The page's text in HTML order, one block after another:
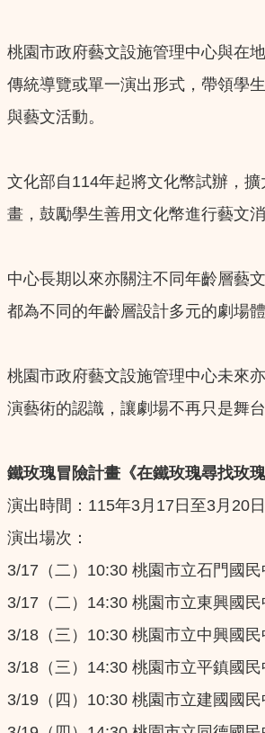
桃園市政府藝文設施管理中心與在
傳統導覽或單一演出形式，帶領學
與藝文活動。
文化部自114年起將文化幣試辦，
畫，鼓勵學生善用文化幣進行藝文
中心長期以來亦關注不同年齡層藝
都為不同的年齡層設計多元的劇場
桃園市政府藝文設施管理中心未來
演藝術的認識，讓劇場不再只是舞
鐵玫瑰冒險計畫《在鐵玫瑰尋找玫瑰
演出時間：115年3月17日至3月20日
演出場次：
3/17（二）10:30 桃園市立石門國民
3/17（二）14:30 桃園市立東興國民
3/18（三）10:30 桃園市立中興國民
3/18（三）14:30 桃園市立平鎮國民
3/19（四）10:30 桃園市立建國國民